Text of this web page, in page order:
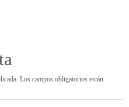
Los campos obligatorios están